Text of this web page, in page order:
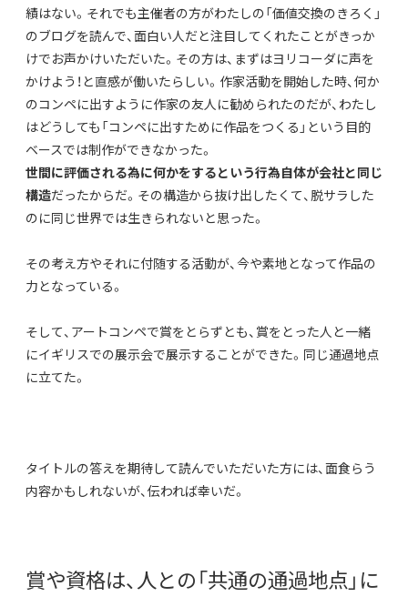
績はない。それでも主催者の方がわたしの「価値交換のきろく」
のブログを読んで、面白い人だと注目してくれたことがきっか
けでお声かけいただいた。その方は、まずはヨリコーダに声を
かけよう！と直感が働いたらしい。作家活動を開始した時、何か
のコンペに出すように作家の友人に勧められたのだが、わたし
はどうしても「コンペに出すために作品をつくる」という目的
ベースでは制作ができなかった。
世間に評価される為に何かをするという行為自体が会社と同じ
構造だったからだ。その構造から抜け出したくて、脱サラした
のに同じ世界では生きられないと思った。
その考え方やそれに付随する活動が、今や素地となって作品の
力となっている。
そして、アートコンペで賞をとらずとも、賞をとった人と一緒
にイギリスでの展示会で展示することができた。同じ通過地点
に立てた。
タイトルの答えを期待して読んでいただいた方には、面食らう
内容かもしれないが、伝われば幸いだ。
賞や資格は、人との「共通の通過地点」に